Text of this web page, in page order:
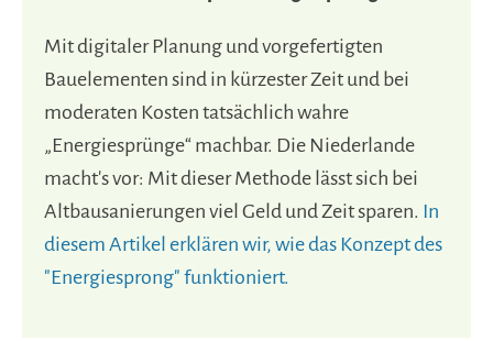
Mit digitaler Planung und vorgefertigten
Bauelementen sind in kürzester Zeit und bei
moderaten Kosten tatsächlich wahre
„Energiesprünge“ machbar. Die Niederlande
macht's vor: Mit dieser Methode lässt sich bei
Altbausanierungen viel Geld und Zeit sparen. In
diesem Artikel erklären wir, wie das Konzept des
"Energiesprong" funktioniert.